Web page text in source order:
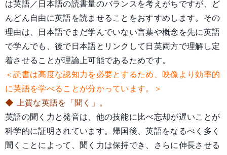
は英語／日本語の読書量のバランスを考えがちですが、ど
んどん自由に英語を読ませることをおすすめします。その
理由は、日本語でまだ学んでいない言葉や概念を先に英語
で学んでも、後で日本語とリンクして日英両方で理解し定
着させることが理論上可能であるためです。
＜読書は高度な認知力を必要とするため、映像より効率的
に英語を学べることが分かっています。＞
◆ 上質な英語を「聞く」。
英語の聞く力と発音は、他の技能に比べ忘却が遅いことが
科学的に証明されています。帰国後、英語をなるべく多く
聞くことによって、聞く力は保持でき、さらに伸長させる